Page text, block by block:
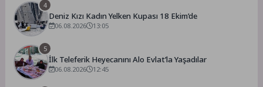
4
Deniz Kızı Kadın Yelken Kupası 18 Ekim’de
06.08.2026 13:05
5
İlk Teleferik Heyecanını Alo Evlat’la Yaşadılar
06.08.2026 12:45